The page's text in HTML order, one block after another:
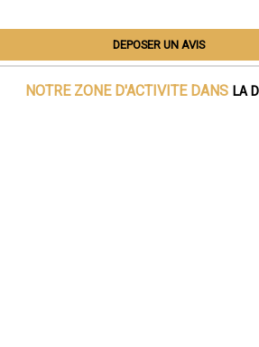
DEPOSER UN AVIS
NOTRE ZONE D'ACTIVITE DANS LA